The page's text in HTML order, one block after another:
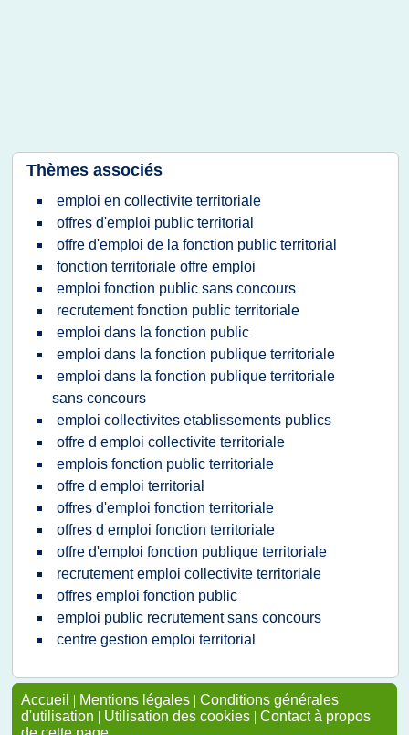
Thèmes associés
emploi en collectivite territoriale
offres d'emploi public territorial
offre d'emploi de la fonction public territorial
fonction territoriale offre emploi
emploi fonction public sans concours
recrutement fonction public territoriale
emploi dans la fonction public
emploi dans la fonction publique territoriale
emploi dans la fonction publique territoriale
sans concours
emploi collectivites etablissements publics
offre d emploi collectivite territoriale
emplois fonction public territoriale
offre d emploi territorial
offres d'emploi fonction territoriale
offres d emploi fonction territoriale
offre d'emploi fonction publique territoriale
recrutement emploi collectivite territoriale
offres emploi fonction public
emploi public recrutement sans concours
centre gestion emploi territorial
Accueil | Mentions légales | Conditions générales
d'utilisation | Utilisation des cookies | Contact à propos